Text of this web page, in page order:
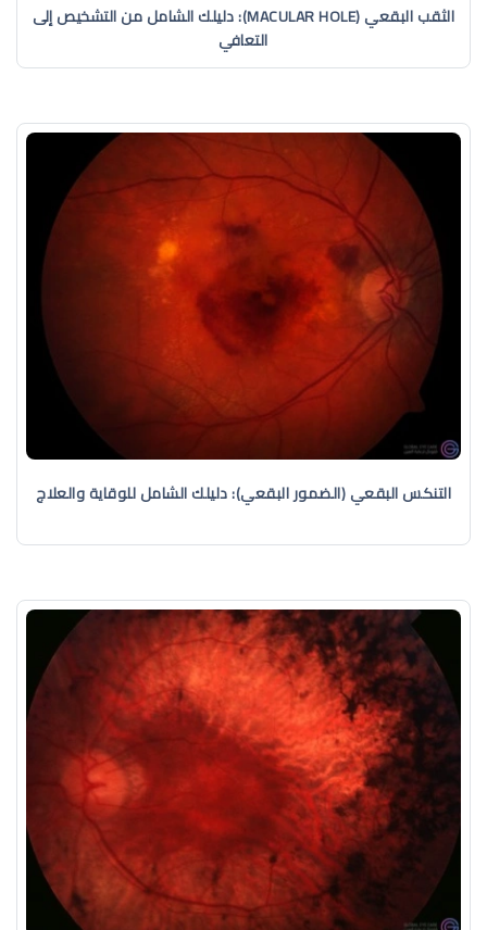
الثقب البقعي (MACULAR HOLE): دليلك الشامل من التشخيص إلى
التعافي
التنكس البقعي (الضمور البقعي): دليلك الشامل للوقاية والعلاج